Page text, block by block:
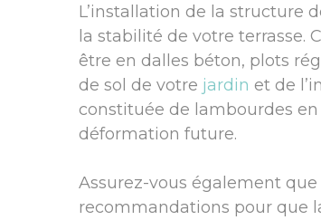
L’installation de la structure
la stabilité de votre terrasse.
être en dalles béton, plots
de sol de votre jardin et de
constituée de lambourdes
déformation future.
Assurez-vous également
recommandations pour que